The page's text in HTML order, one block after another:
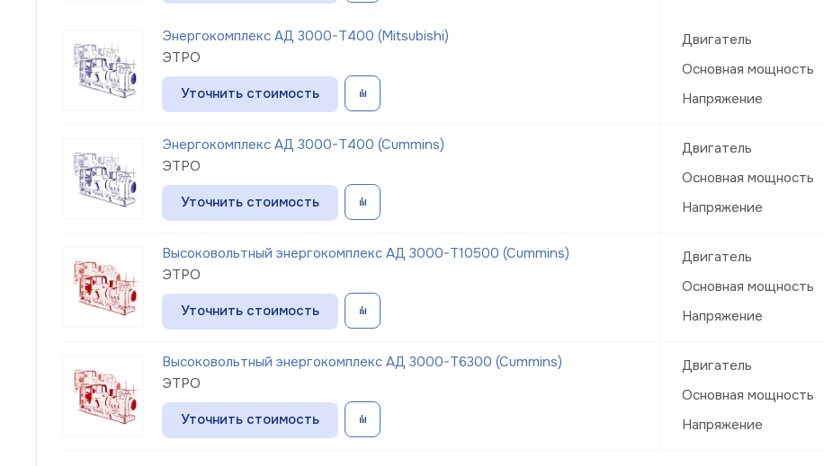
Энергокомплекс АД 3000-Т400 (Mitsubishi)
ЭТРО
Уточнить стоимость
Двигатель
Основная мощность
Напряжение
Энергокомплекс АД 3000-Т400 (Cummins)
ЭТРО
Уточнить стоимость
Двигатель
Основная мощность
Напряжение
Высоковольтный энергокомплекс АД 3000-Т10500 (Cummins)
ЭТРО
Уточнить стоимость
Двигатель
Основная мощность
Напряжение
Высоковольтный энергокомплекс АД 3000-Т6300 (Cummins)
ЭТРО
Уточнить стоимость
Двигатель
Основная мощность
Напряжение